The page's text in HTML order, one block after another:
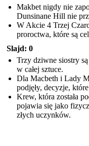
Makbet nigdy nie
Dunsinane Hill nie
W Akcie 4 Trzej
proroctwa, które są
Slajd: 0
Trzy dziwne siostry
w całej sztuce.
Dla Macbeth i Lady
podjęły, decyzje,
Krew, która została
pojawia się jako
złych uczynków.